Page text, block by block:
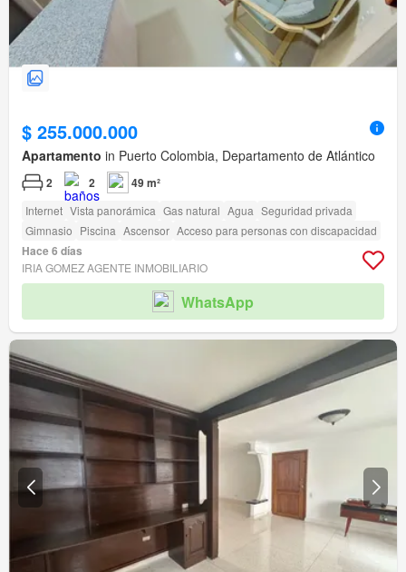
$ 255.000.000
Apartamento in Puerto Colombia, Departamento de Atlántico
2 2 49 m²
Internet Vista panorámica Gas natural Agua Seguridad privada
Gimnasio Piscina Ascensor Acceso para personas con discapacidad
Hace 6 días
IRIA GOMEZ AGENTE INMOBILIARIO
WhatsApp